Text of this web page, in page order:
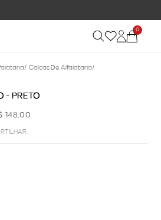
0
/ Calcas De Alfaiataria/
- PRETO
148,00